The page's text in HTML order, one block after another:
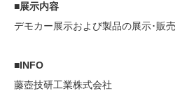
■展示内容
デモカー展示および製品の展示･販売
■INFO
藤壺技研工業株式会社